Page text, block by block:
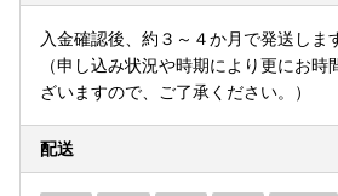
入金確認後、約３～４か月で発送しま
（申し込み状況や時期により更にお
ざいますので、ご了承ください。）
配送